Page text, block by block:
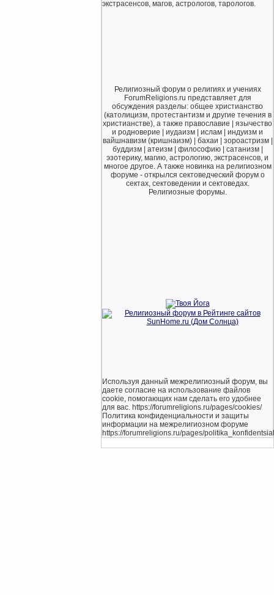
экстрасенсов, магов, астрологов, тарологов.
Религиозный форум о религиях и учениях
ForumReligions.ru представляет для
обсуждения разделы: общее христианство
(католицизм, протестантизм и другие течения в
христианстве), а также православие | язычество
и родноверие | иудаизм | ислам | индуизм и
вайшнавизм (кришнаизм) | бахаи | зороастризм |
буддизм | атеизм | философию | сатанизм |
эзотерику, магию, астрологию, экстрасенсов, и
многое другое. А также новинка на религиозном
форуме - открылся сектоведческий форум о
сектах, сектоведении и сектоведах.
Религиозные форумы.
Используя данный межрелигиозный форум, вы
даете согласие на использование файлов
cookie, помогающих нам сделать его удобнее
для вас. https://forumreligions.ru/pages/cookies/
Политика конфиденциальности и защиты
информации на межрелигиозном форуме
https://forumreligions.ru/pages/